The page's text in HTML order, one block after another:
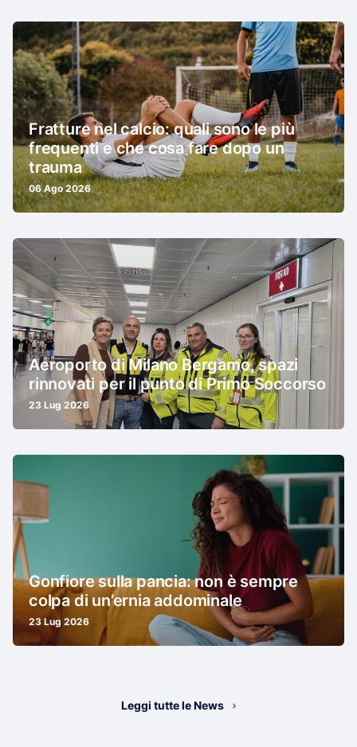
Fratture nel calcio: quali sono le più
frequenti e che cosa fare dopo un
trauma
06 Ago 2026
Aeroporto di Milano Bergamo, spazi
rinnovati per il punto di Primo Soccorso
23 Lug 2026
Gonfiore sulla pancia: non è sempre
colpa di un’ernia addominale
23 Lug 2026
Leggi tutte le News